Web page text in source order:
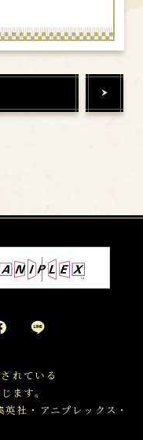
れている
ます。
社・アニプレックス・